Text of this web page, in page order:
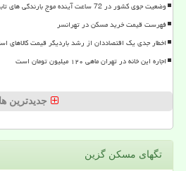
وضعیت جوی کشور در 72 ساعت آینده موج بارندگی های تابستانه در راه 11 استان
فهرست قیمت خرید مسکن در تهرانسر
اخطار جدی یک اقتصاددان از رشد باردیگر قیمت کالاهای
اجاره این خانه در تهران ماهی ۱۲۰ میلیون تومان است
جدیدترین ها
تگهای مسكن گزین